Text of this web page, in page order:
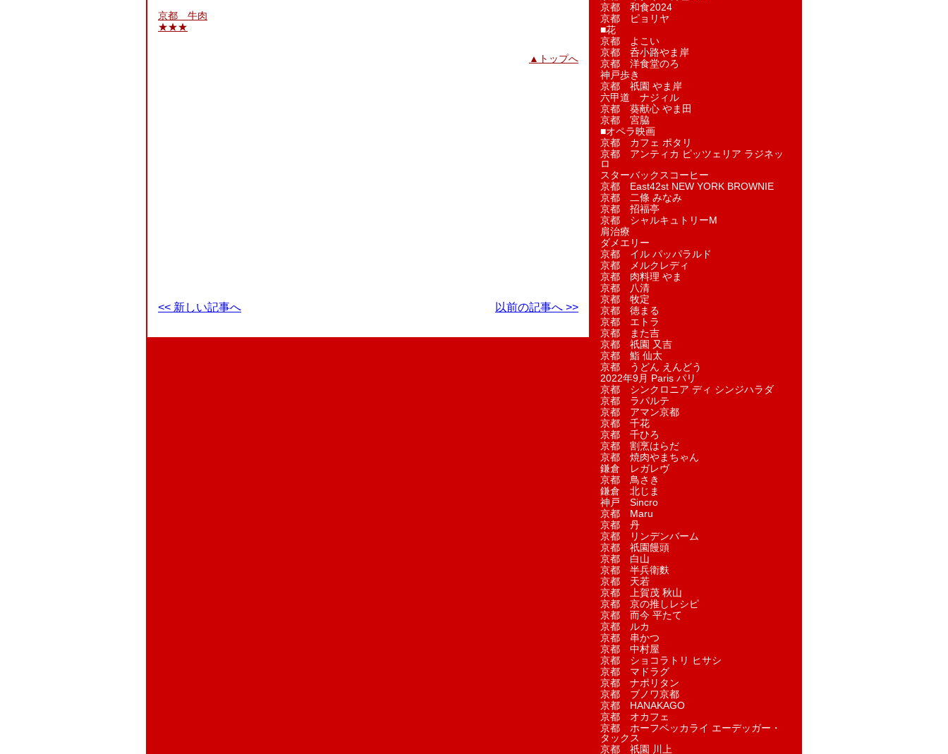
京都 牛肉
★★★
▲トップへ
<< 新しい記事へ 以前の記事へ >>
京都 和食2024
京都 ピョリヤ
■花
京都 よこい
京都 呑小路やま岸
京都 洋食堂のろ
神戸歩き
京都 祇園 やま岸
六甲道 ナジィル
京都 葵献心 やま田
京都 宮脇
■オペラ映画
京都 カフェ ポタリ
京都 アンティカ ピッツェリア ラジネッ
ロ
スターバックスコーヒー
京都 East42st NEW YORK BROWNIE
京都 二條 みなみ
京都 招福亭
京都 シャルキュトリーM
肩治療
ダメエリー
京都 イル パッパラルド
京都 メルクレディ
京都 肉料理 やま
京都 八清
京都 牧定
京都 徳まる
京都 エトラ
京都 また吉
京都 祇園 又吉
京都 鮨 仙太
京都 うどん えんどう
2022年9月 Paris パリ
京都 シンクロニア ディ シンジハラダ
京都 ラパルテ
京都 アマン京都
京都 千花
京都 千ひろ
京都 割烹はらだ
京都 焼肉やまちゃん
鎌倉 レガレヴ
京都 鳥さき
鎌倉 北じま
神戸 Sincro
京都 Maru
京都 丹
京都 リンデンバーム
京都 祇園饅頭
京都 白山
京都 半兵衛麩
京都 天若
京都 上賀茂 秋山
京都 京の推しレシピ
京都 而今 平たて
京都 ルカ
京都 串かつ
京都 中村屋
京都 ショコラトリ ヒサシ
京都 マドラグ
京都 ナポリタン
京都 ブノワ京都
京都 HANAKAGO
京都 オカフェ
京都 ホーフベッカライ エーデッガー・
タックス
京都 祇園 川上